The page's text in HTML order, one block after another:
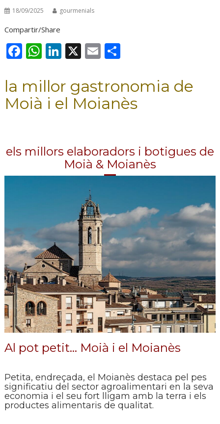
18/09/2025 gourmenials
Compartir/Share
F
e
b
o
k
W
at
s
A
p
Li
k
e
dI
X E
ai
l
m
p
ar
ix
la millor gastronomia de
Moià i el Moianès
els millors elaboradors i botigues de
Moià & Moianès
Al pot petit… Moià i el Moianès
Petita, endreçada, el Moianès destaca pel pes
significatiu del sector agroalimentari en la seva
economia i el seu fort lligam amb la terra i els
productes alimentaris de qualitat.